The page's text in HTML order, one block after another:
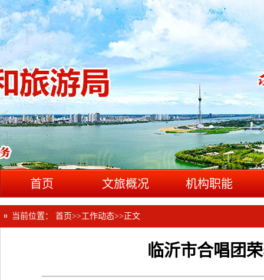
首页 文旅概况 机构职能
当前位置： 首页>>工作动态>> 正文
临沂市合唱团